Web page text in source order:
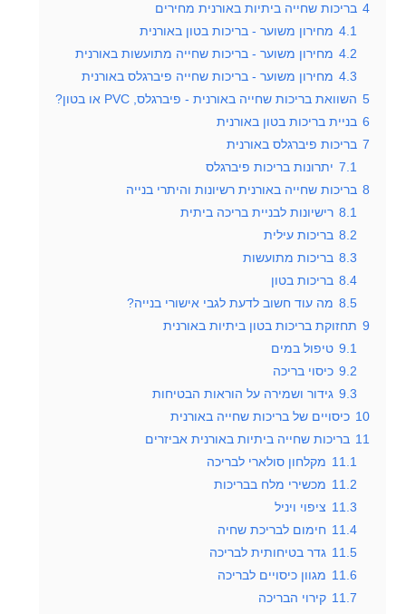
4 בריכות שחייה ביתיות באורנית מחירים
4.1 מחירון משוער - בריכות בטון באורנית
4.2 מחירון משוער - בריכות שחייה מתועשות באורנית
4.3 מחירון משוער - בריכות שחייה פיברגלס באורנית
5 השוואת בריכות שחייה באורנית - פיברגלס, PVC או בטון?
6 בניית בריכות בטון באורנית
7 בריכות פיברגלס באורנית
7.1 יתרונות בריכות פיברגלס
8 בריכות שחייה באורנית רשיונות והיתרי בנייה
8.1 רישיונות לבניית בריכה ביתית
8.2 בריכות עילית
8.3 בריכות מתועשות
8.4 בריכות בטון
8.5 מה עוד חשוב לדעת לגבי אישורי בנייה?
9 תחזוקת בריכות בטון ביתיות באורנית
9.1 טיפול במים
9.2 כיסוי בריכה
9.3 גידור ושמירה על הוראות הבטיחות
10 כיסויים של בריכות שחייה באורנית
11 בריכות שחייה ביתיות באורנית אביזרים
11.1 מקלחון סולארי לבריכה
11.2 מכשירי מלח בבריכות
11.3 ציפוי ויניל
11.4 חימום לבריכת שחיה
11.5 גדר בטיחותית לבריכה
11.6 מגוון כיסויים לבריכה
11.7 קירוי הבריכה